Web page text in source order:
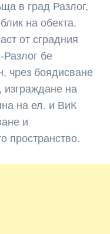
в град Разлог,
на обекта.
от сградния
бе
чрез боядисване
изграждане на
на ел. и ВиК
и
пространство.